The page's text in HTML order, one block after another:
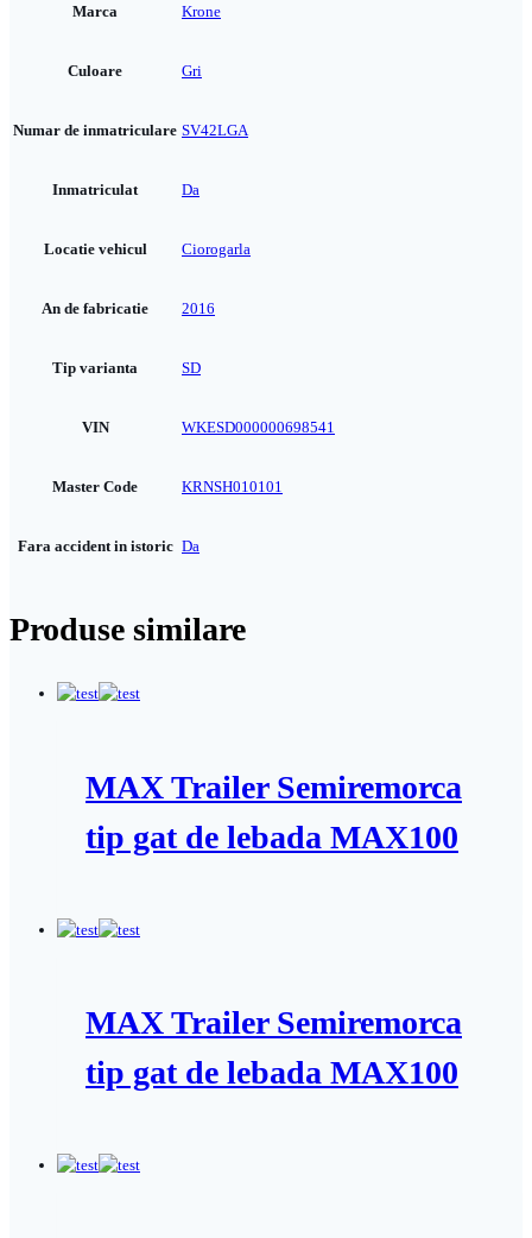
Marca Krone
Culoare Gri
Numar de inmatriculare SV42LGA
Inmatriculat Da
Locatie vehicul Ciorogarla
An de fabricatie 2016
Tip varianta SD
VIN WKESD000000698541
Master Code KRNSH010101
Fara accident in istoric Da
Produse similare
MAX Trailer Semiremorca
tip gat de lebada MAX100
MAX Trailer Semiremorca
tip gat de lebada MAX100